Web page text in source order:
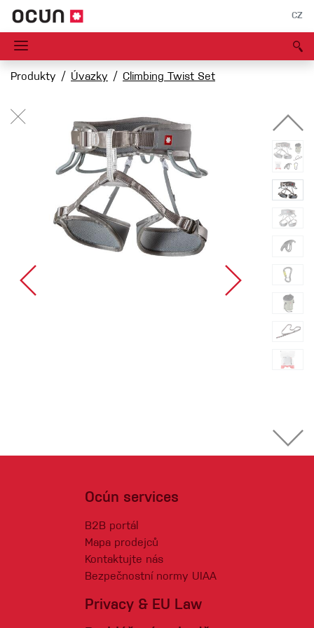
CZ
Produkty Úvazky Climbing Twist Set
Ocún services
B2B portál
Mapa prodejců
Kontaktujte nás
Bezpečnostní normy UIAA
Privacy & EU Law